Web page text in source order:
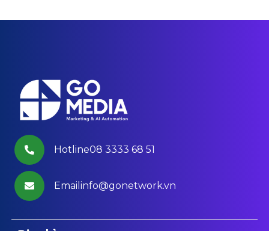
Hotline08 3333 68 51
Emailinfo@gonetwork.vn